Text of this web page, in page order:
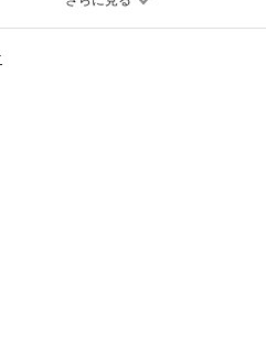
ー”のエルモもまた、保護という
な結末が描かれた“絵本”と、そ
されています。